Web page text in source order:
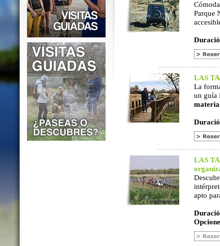
Parque
LAS
La
un guía
LAS
apto